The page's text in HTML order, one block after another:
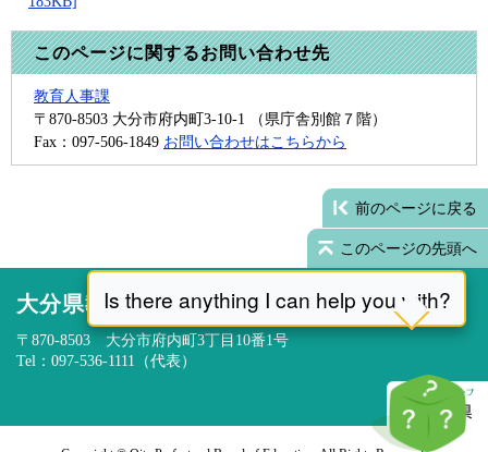
このページに関するお問い合わせ先
教育人事課
〒870-8503 大分市府内町3-10-1 （県庁舎別館７階）
Fax：097-506-1849 お問い合わせはこちらから
前のページに戻る
このページの先頭へ
大分県教育委員会
〒870-8503 大分市府内町3丁目10番1号
Tel：097-536-1111（代表）